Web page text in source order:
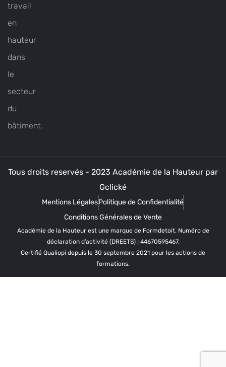
travail
en
hauteur
dans
le
secteur
du
bâtiment.
Tous droits reservés - 2023 Académie de la Hauteur par
Gclické
Mentions LégalesPolitique de Confidentialité
Conditions Générales de Vente
Académie de la Hauteur est une marque de Formdetoit. Numéro de
déclaration d’activité (DREETS) : 44670595467.
Certifié Qualiopi depuis le 30 septembre 2021 pour les actions de
formations.